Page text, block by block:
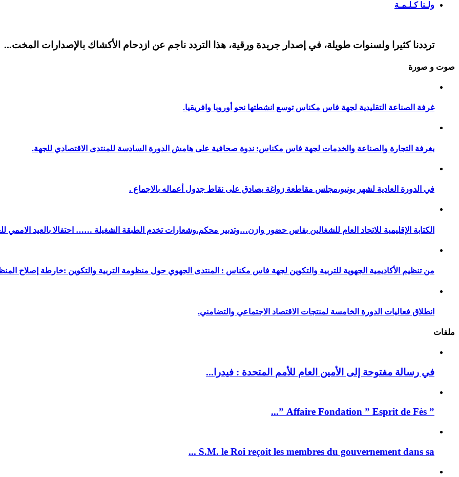
ولـنا كـلـمـة
ترددنا كثيرا ولسنوات طويلة، في إصدار جريدة ورقية، هذا التردد ناجم عن ازدحام الأكشاك بالإصدارات المخت...
صوت و صورة
غرفة الصناعة التقليدية لجهة فاس مكناس توسع انشطتها نحو أوروبا وافريقيا.
بغرفة التجارة والصناعة والخدمات لجهة فاس مكناس: ندوة صحافية على هامش الدورة السادسة للمنتدى الاقتصادي للجهة.
في الدورة العادية لشهر يونيو،مجلس مقاطعة زواغة يصادق على نقاط جدول أعماله بالاجماع .
الكتابة الإقليمية للاتحاد العام للشغالين بفاس حضور وازن…وتدبير محكم.وشعارات تخدم الطبقة الشغيلة …… احتفالا بالعيد الاممي
من تنظيم الأكاديمية الجهوية للتربية والتكوين لجهة فاس مكناس : المنتدى الجهوي حول منظومة التربية والتكوين :خارطة إصلاح
انطلاق فعاليات الدورة الخامسة لمنتجات الاقتصاد الاجتماعي والتضامني.
ملفات
في رسالة مفتوحة إلى الأمين العام للأمم المتحدة : فيدرا...
” Affaire Fondation ” Esprit de Fès ”...
S.M. le Roi reçoit les membres du gouvernement dans sa ...